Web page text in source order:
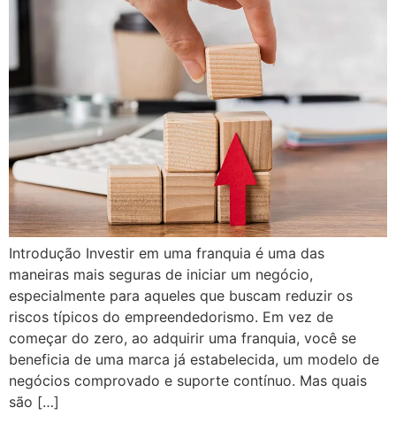
Introdução Investir em uma franquia é uma das
maneiras mais seguras de iniciar um negócio,
especialmente para aqueles que buscam reduzir os
riscos típicos do empreendedorismo. Em vez de
começar do zero, ao adquirir uma franquia, você se
beneficia de uma marca já estabelecida, um modelo de
negócios comprovado e suporte contínuo. Mas quais
são […]